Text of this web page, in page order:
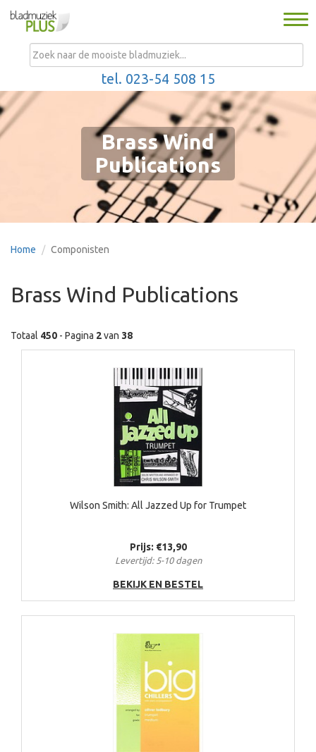
tel. 023-54 508 15
MENU
Brass Wind
Publications
Home Componisten
Brass Wind Publications
Totaal 450 - Pagina 2van 38
Wilson Smith: All Jazzed Up for Trumpet
Prijs: €13,90
Levertijd: 5-10 dagen
BEKIJK EN BESTEL